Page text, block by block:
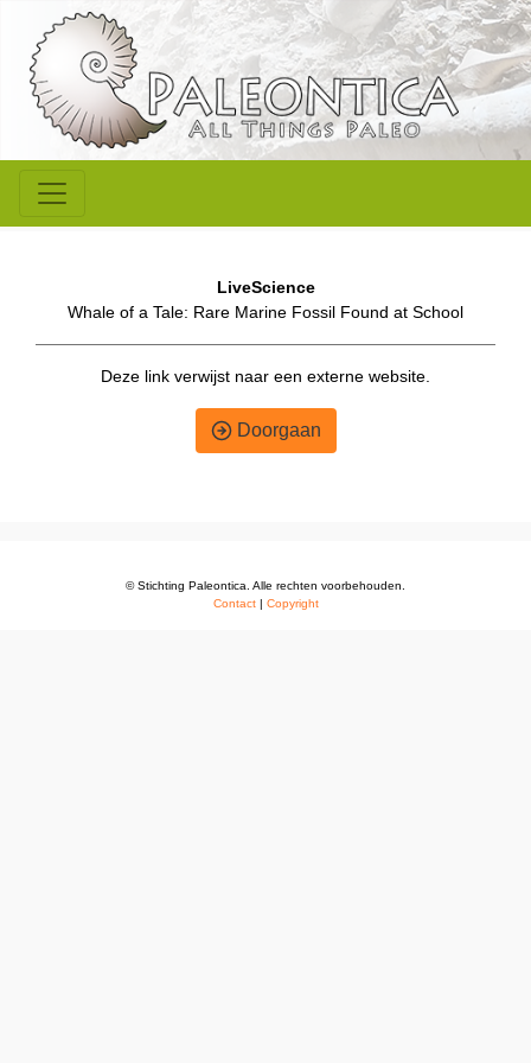
LiveScience
Whale of a Tale: Rare Marine Fossil Found at School
Deze link verwijst naar een externe website.
Doorgaan
© Stichting Paleontica. Alle rechten voorbehouden.
Contact| Copyright